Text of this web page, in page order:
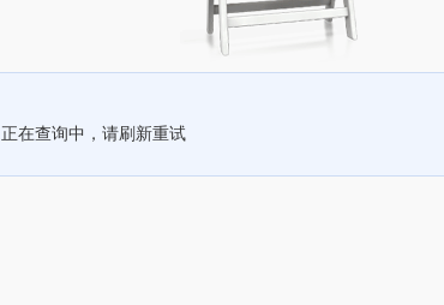
正在查询中，请刷新重试